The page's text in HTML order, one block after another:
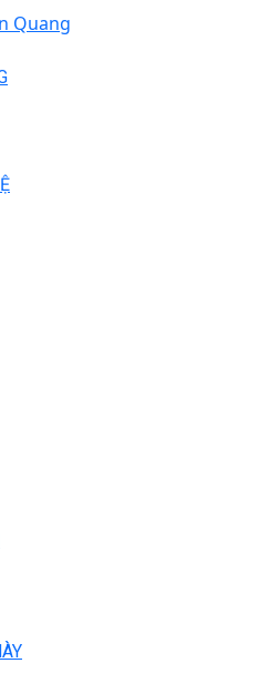
Quang